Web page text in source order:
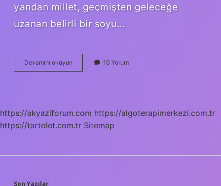
yandan millet, geçmişten geleceğe
uzanan belirli bir soyu…
Devamını okuyun
Ve
10 Yorum
https://akyaziforum.com https://algoterapimerkezi.com.tr
https://tartolet.com.tr Sitemap
Son Yazılar